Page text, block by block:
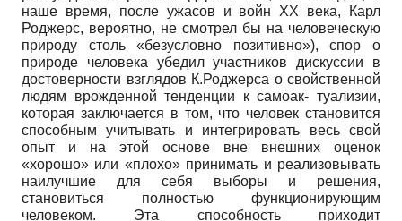
наше время, после ужасов и войн XX века, Карл
Роджерс, вероятно, не смотрел бы на человеческую
природу столь «безусловно позитивно»), спор о
природе человека убедил участников дискуссии в
достоверности взглядов К.Роджерса о свойственной
людям врожденной тенденции к самоак- туализии,
которая заключается в том, что человек становится
способным учитывать и интегрировать весь свой
опыт и на этой основе вне внешних оценок
«хорошо» или «плохо» принимать и реализовывать
наилучшие для себя выборы и решения,
становиться полностью функционирующим
человеком. Эта способность приходит